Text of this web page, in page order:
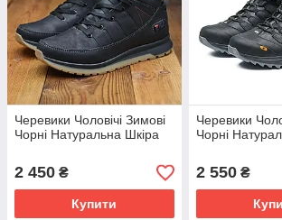
Черевики Чоловічі Зимові
Чорні Натуральна Шкіра
2 450 ₴
Купити
Черевики
Чорні
2 550₴